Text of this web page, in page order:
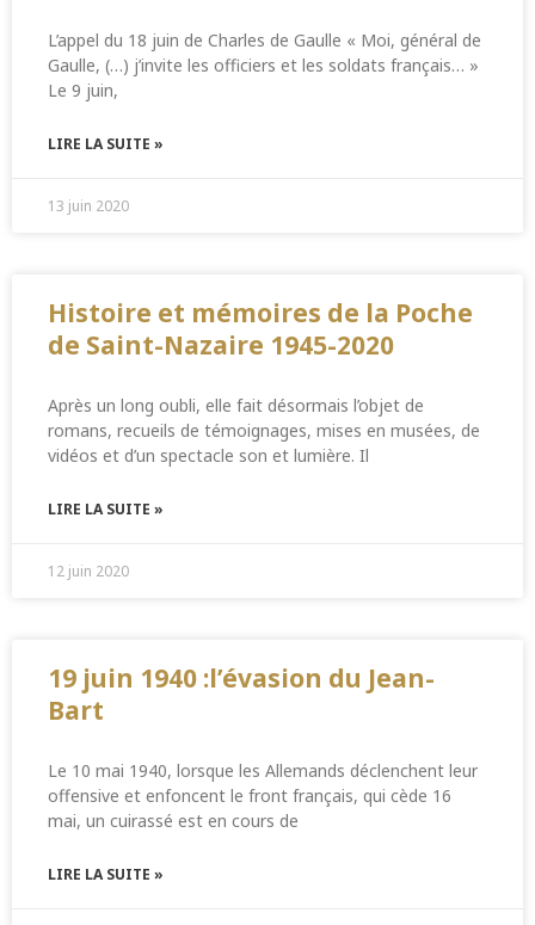
L’appel du 18 juin de Charles de Gaulle « Moi, général de
Gaulle, (…) j’invite les officiers et les soldats français… »
Le 9 juin,
LIRE LA SUITE »
13 juin 2020
Histoire et mémoires de la Poche
de Saint-Nazaire 1945-2020
Après un long oubli, elle fait désormais l’objet de
romans, recueils de témoignages, mises en musées, de
vidéos et d’un spectacle son et lumière. Il
LIRE LA SUITE »
12 juin 2020
19 juin 1940 :l’évasion du Jean-
Bart
Le 10 mai 1940, lorsque les Allemands déclenchent leur
offensive et enfoncent le front français, qui cède 16
mai, un cuirassé est en cours de
LIRE LA SUITE »